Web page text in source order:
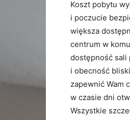
Koszt pobytu
i poczucie
większa
centrum w
dostępność sali
i obecność
zapewnić Wam
w czasie dni
Wszystkie